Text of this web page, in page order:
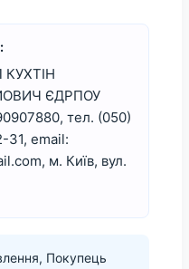
КУХТІН
ЄДРПОУ
тел. (050)
31, email:
м. Київ, вул.
Покупець